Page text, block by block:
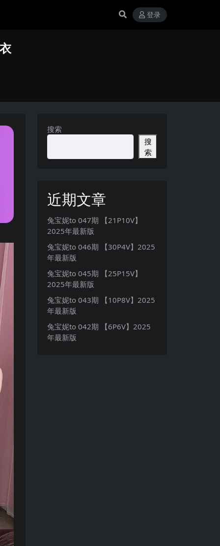
登录
搜索
搜
索
近期文章
兔宝妮to 047期 【21P10V】
2025年最新版
兔宝妮to 046期 【30P4V】2025
年最新版
兔宝妮to 045期 【25P15V】
2025年最新版
兔宝妮to 043期 【10P8V】2025
年最新版
兔宝妮to 042期 【6P6V】2025
年最新版